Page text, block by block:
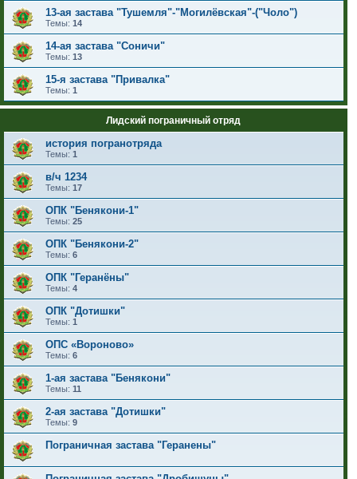
13-ая застава "Тушемля"-"Могилёвская"-("Чоло")
Темы: 14
14-ая застава "Соничи"
Темы: 13
15-я застава "Привалка"
Темы: 1
Лидский пограничный отряд
история погранотряда
Темы: 1
в/ч 1234
Темы: 17
ОПК "Бенякони-1"
Темы: 25
ОПК "Бенякони-2"
Темы: 6
ОПК "Геранёны"
Темы: 4
ОПК "Дотишки"
Темы: 1
ОПС «Вороново»
Темы: 6
1-ая застава "Бенякони"
Темы: 11
2-ая застава "Дотишки"
Темы: 9
Пограничная застава "Геранены"